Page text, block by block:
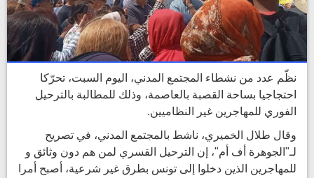
نظّم عدد من نشطاء المجتمع المدني، اليوم السبت، تحرّكا
احتجاجيا بساحة القصبة بالعاصمة، وذلك للمطالبة بالترحيل
الفوري للمهاجرين غير النظاميين.
وقال طلال الخميري، ناشط بالمجتمع المدني، في تصريح
لـ"الجوهرة أف أم"، إن الترحيل القسري لمن هم دون وثائق و
للمهاجرين الذين دخلوا إلى تونس بطرق غير شرعية، أصبح أمرا